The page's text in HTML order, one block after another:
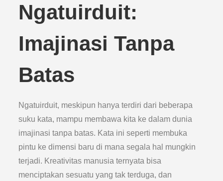
Ngatuirduit:
Imajinasi Tanpa
Batas
Ngatuirduit, meskipun hanya terdiri dari beberapa
suku kata, mampu membawa kita ke dalam dunia
imajinasi tanpa batas. Kata ini seperti membuka
pintu ke dimensi baru di mana segala hal mungkin
terjadi. Kreativitas manusia ternyata bisa
menciptakan sesuatu yang tak terduga, dan